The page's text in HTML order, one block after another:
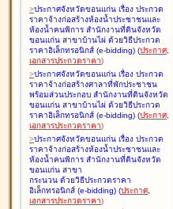
>ประกาศจังหวัดขอนแก่น เรื่อง ประกวด
ราคาจ้างก่อสร้างห้องน้ำประชาชนและ
ห้องน้ำคนพิการ สำนักงานที่ดินจังหวัด
ขอนแก่น สาขาบ้านไผ่ ด้วยวิธีประกวด
ราคาอิเล็กทรอนิกส์ (e-bidding) (ประกาศ,
เอกสารประกวดราคา)
>ประกาศจังหวัดขอนแก่น เรื่อง ประกวด
ราคาจ้างก่อสร้างศาลาที่พักประชาชน
พร้อมส่วนประกอบ สำนักงานที่ดินจังหวัด
ขอนแก่น สาขาบ้านไผ่ ด้วยวิธีประกวด
ราคาอิเล็กทรอนิกส์ (e-bidding) (ประกาศ,
เอกสารประกวดราคา)
>ประกาศจังหวัดขอนแก่น เรื่อง ประกวด
ราคาจ้างก่อสร้างห้องน้ำประชาชนและ
ห้องน้ำคนพิการ สำนักงานที่ดินจังหวัด
ขอนแก่น สาขา
กระนวน ด้วยวิธีประกวดราคา
อิเล็กทรอนิกส์ (e-bidding) (ประกาศ,
เอกสารประกวดราคา)